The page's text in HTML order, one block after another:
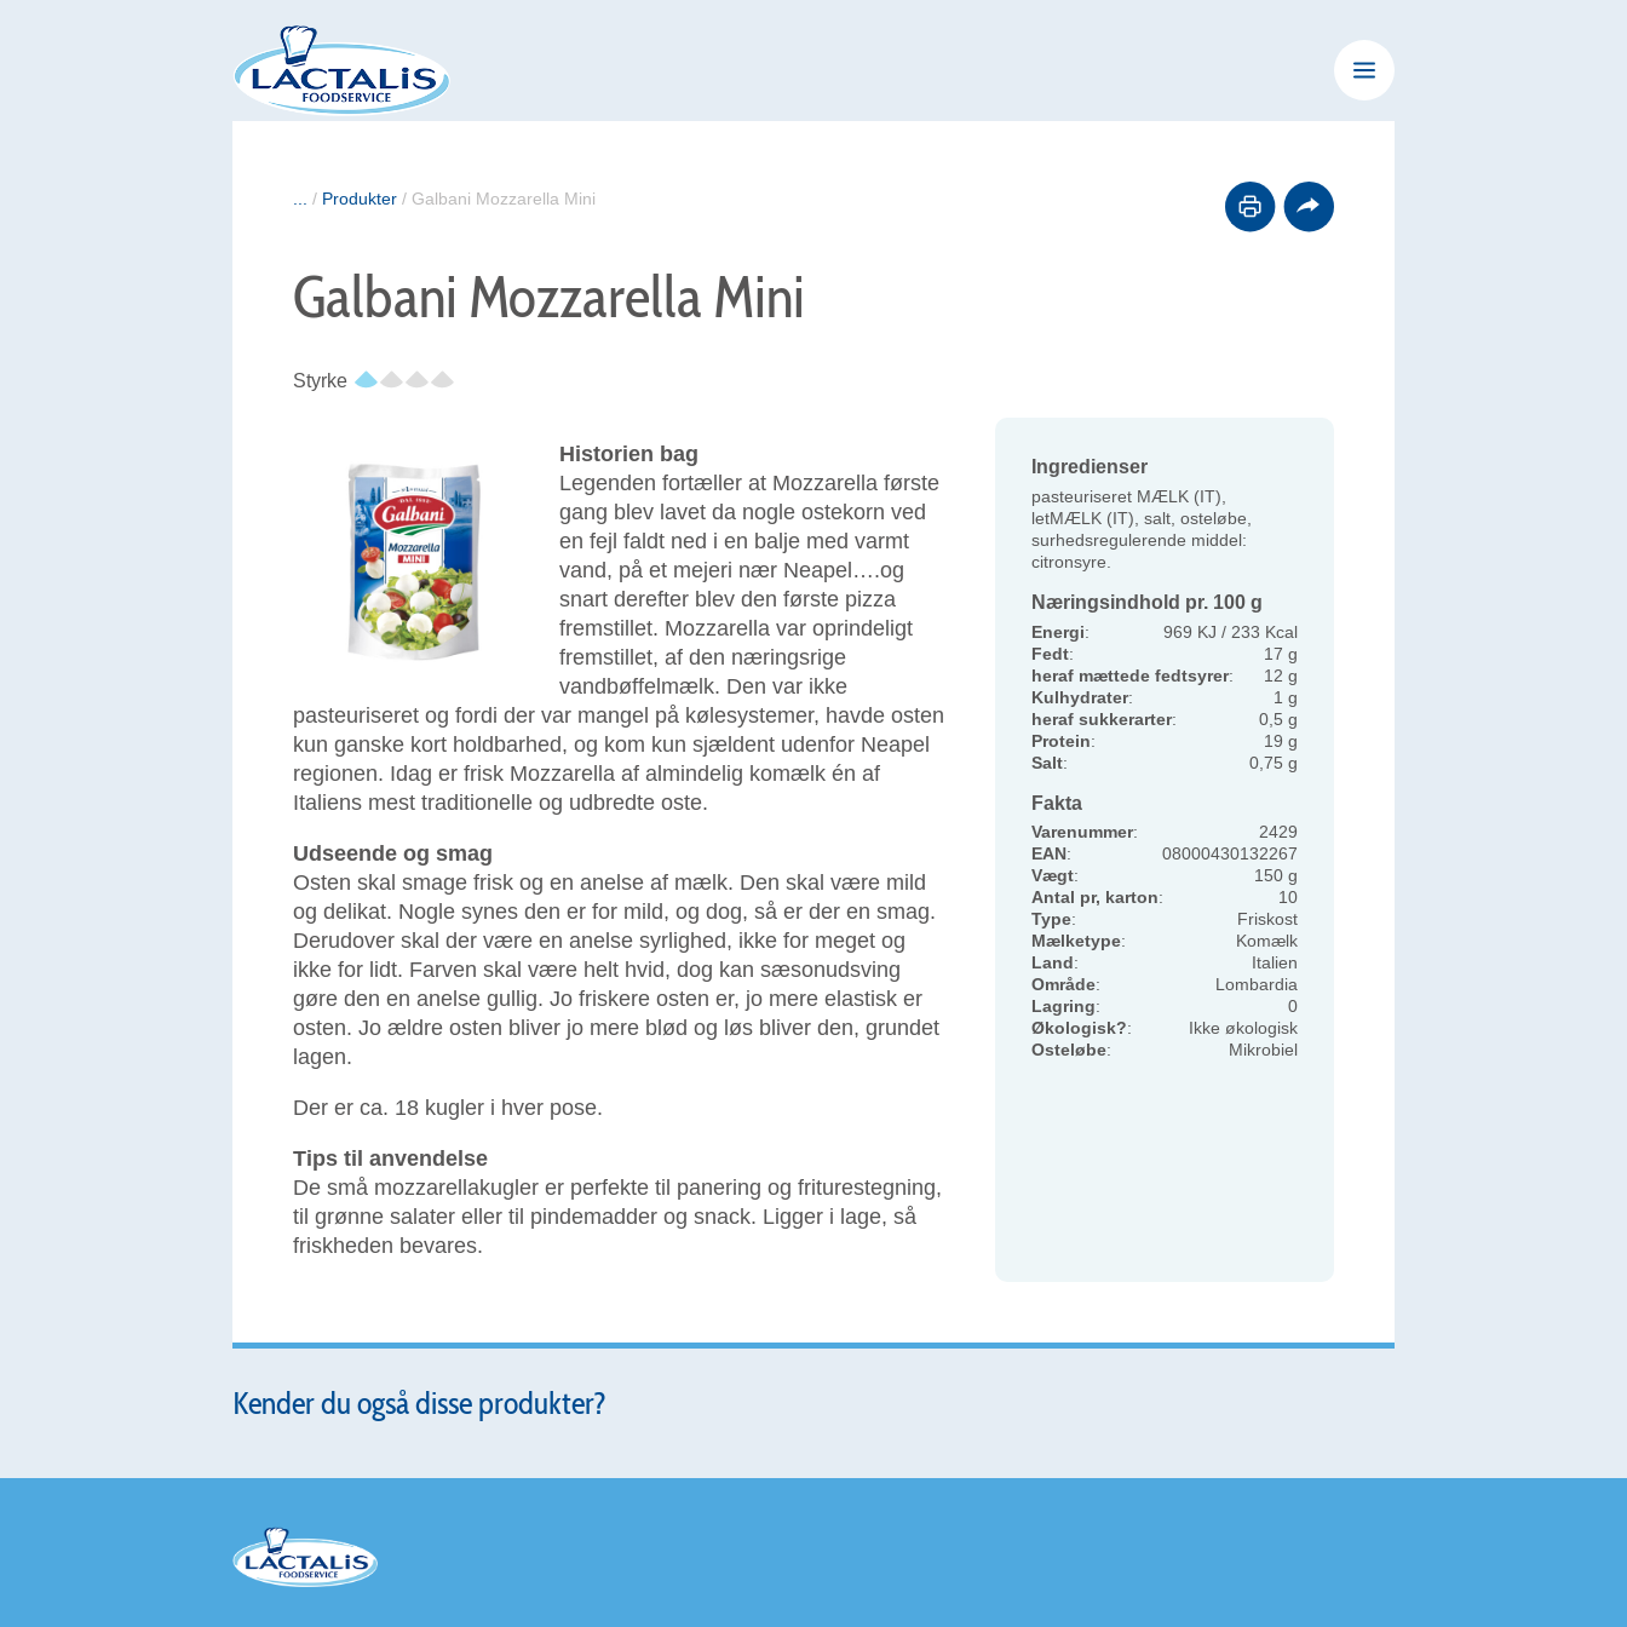
/ Produkter / Galbani Mozzarella Mini
Galbani Mozzarella Mini
Styrke
Historien bag
Legenden fortæller at Mozzarella første
gang blev lavet da nogle ostekorn ved
en fejl faldt ned i en balje med varmt
vand, på et mejeri nær Neapel….og
snart derefter blev den første pizza
fremstillet. Mozzarella var oprindeligt
fremstillet, af den næringsrige
vandbøffelmælk. Den var ikke
pasteuriseret og fordi der var mangel på kølesystemer, havde osten
kun ganske kort holdbarhed, og kom kun sjældent udenfor Neapel
regionen. Idag er frisk Mozzarella af almindelig komælk én af
Italiens mest traditionelle og udbredte oste.
Udseende og smag
Osten skal smage frisk og en anelse af mælk. Den skal være mild
og delikat. Nogle synes den er for mild, og dog, så er der en smag.
Derudover skal der være en anelse syrlighed, ikke for meget og
ikke for lidt. Farven skal være helt hvid, dog kan sæsonudsving
gøre den en anelse gullig. Jo friskere osten er, jo mere elastisk er
osten. Jo ældre osten bliver jo mere blød og løs bliver den, grundet
lagen.
Der er ca. 18 kugler i hver pose.
Tips til anvendelse
De små mozzarellakugler er perfekte til panering og friturestegning,
til grønne salater eller til pindemadder og snack. Ligger i lage, så
friskheden bevares.
Ingredienser
pasteuriseret MÆLK (IT),
letMÆLK (IT), salt, osteløbe,
surhedsregulerende middel:
citronsyre.
Næringsindhold pr. 100 g
Energi:
969 KJ / 233 Kcal
Fedt:
17 g
heraf mættede fedtsyrer:
12 g
Kulhydrater:
1 g
heraf sukkerarter:
0,5 g
Protein:
19 g
Salt: 0,75 g
Fakta
Varenummer:
2429
EAN:
08000430132267
Vægt:
150 g
Antal pr, karton:
10
Type:
Friskost
Mælketype:
Komælk
Land:
Italien
Område:
Lombardia
Lagring:
0
Økologisk?:
Ikke økologisk
Osteløbe: Mikrobiel
Kender du også disse produkter?